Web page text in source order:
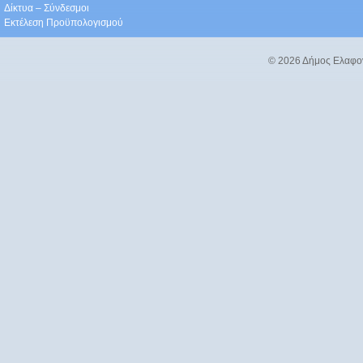
Δίκτυα – Σύνδεσμοι
Εκτέλεση Προϋπολογισμού
© 2026 Δήμος